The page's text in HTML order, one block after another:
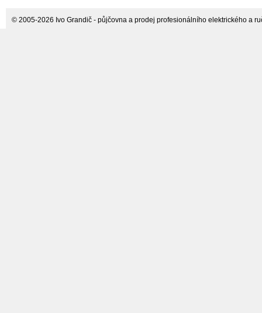
© 2005-2026 Ivo Grandič - půjčovna a prodej profesionálního elektrického a